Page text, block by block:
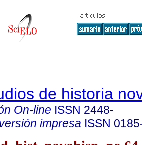
de historia
On-line ISSN 2448-
versión impresa ISSN